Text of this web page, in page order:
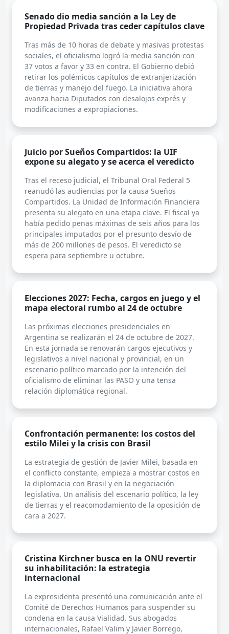
Senado dio media sanción a la Ley de
Propiedad Privada tras ceder capítulos clave
Tras más de 10 horas de debate y masivas protestas
sociales, el oficialismo logró la media sanción con
37 votos a favor y 33 en contra. El Gobierno debió
retirar los polémicos capítulos de extranjerización
de tierras y manejo del fuego. La iniciativa ahora
avanza hacia Diputados con desalojos exprés y
modificaciones a expropiaciones.
Juicio por Sueños Compartidos: la UIF
expone su alegato y se acerca el veredicto
Tras el receso judicial, el Tribunal Oral Federal 5
reanudó las audiencias por la causa Sueños
Compartidos. La Unidad de Información Financiera
presenta su alegato en una etapa clave. El fiscal ya
había pedido penas máximas de seis años para los
principales imputados por el presunto desvío de
más de 200 millones de pesos. El veredicto se
espera para septiembre u octubre.
Elecciones 2027: Fecha, cargos en juego y el
mapa electoral rumbo al 24 de octubre
Las próximas elecciones presidenciales en
Argentina se realizarán el 24 de octubre de 2027.
En esta jornada se renovarán cargos ejecutivos y
legislativos a nivel nacional y provincial, en un
escenario político marcado por la intención del
oficialismo de eliminar las PASO y una tensa
relación diplomática regional.
Confrontación permanente: los costos del
estilo Milei y la crisis con Brasil
La estrategia de gestión de Javier Milei, basada en
el conflicto constante, empieza a mostrar costos en
la diplomacia con Brasil y en la negociación
legislativa. Un análisis del escenario político, la ley
de tierras y el reacomodamiento de la oposición de
cara a 2027.
Cristina Kirchner busca en la ONU revertir
su inhabilitación: la estrategia
internacional
La expresidenta presentó una comunicación ante el
Comité de Derechos Humanos para suspender su
condena en la causa Vialidad. Sus abogados
internacionales, Rafael Valim y Javier Borrego,